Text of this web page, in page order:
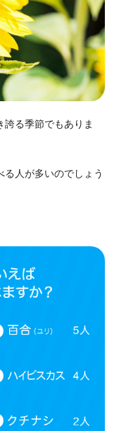
る季節でもありま
人が多いのでしょう